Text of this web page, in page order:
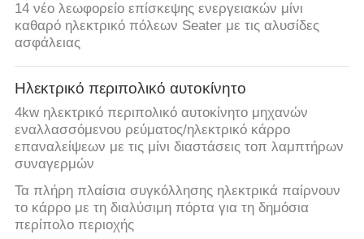
14 νέο λεωφορείο επίσκεψης ενεργειακών μίνι
καθαρό ηλεκτρικό πόλεων Seater με τις αλυσίδες
ασφάλειας
Ηλεκτρικό περιπολικό αυτοκίνητο
4kw ηλεκτρικό περιπολικό αυτοκίνητο μηχανών
εναλλασσόμενου ρεύματος/ηλεκτρικό κάρρο
επαναλείψεων με τις μίνι διαστάσεις τοπ λαμπτήρων
συναγερμών
Τα πλήρη πλαίσια συγκόλλησης ηλεκτρικά παίρνουν
το κάρρο με τη διαλύσιμη πόρτα για τη δημόσια
περίπολο περιοχής